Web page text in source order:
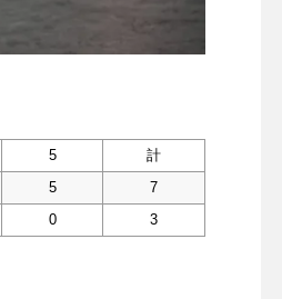
5
計
5
7
0 3